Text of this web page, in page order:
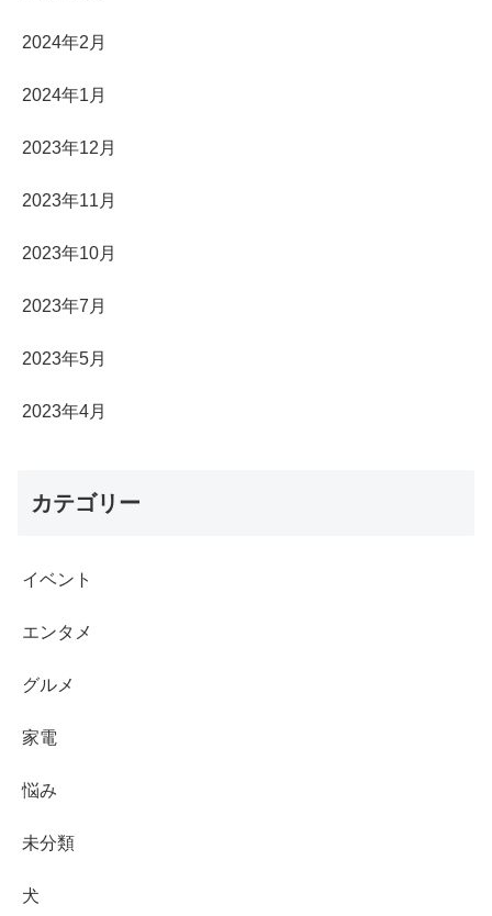
2024年2月
2024年1月
2023年12月
2023年11月
2023年10月
2023年7月
2023年5月
2023年4月
カテゴリー
イベント
エンタメ
グルメ
家電
悩み
未分類
犬